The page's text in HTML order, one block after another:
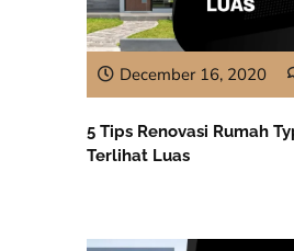
December 16, 2020
5 Tips Renovasi Rumah
Terlihat Luas